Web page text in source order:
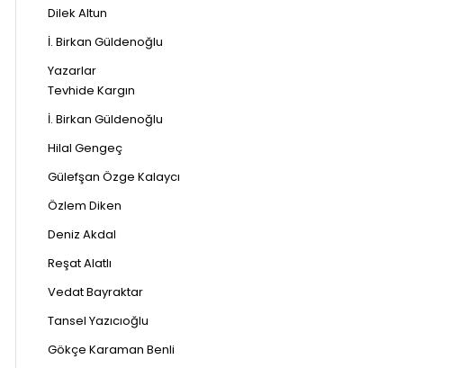
Dilek Altun
İ. Birkan Güldenoğlu
Yazarlar
Tevhide Kargın
İ. Birkan Güldenoğlu
Hilal Gengeç
Gülefşan Özge Kalaycı
Özlem Diken
Deniz Akdal
Reşat Alatlı
Vedat Bayraktar
Tansel Yazıcıoğlu
Gökçe Karaman Benli